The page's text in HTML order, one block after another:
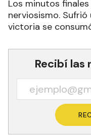
Los minutos
nerviosismo.
victoria se
Recibí las